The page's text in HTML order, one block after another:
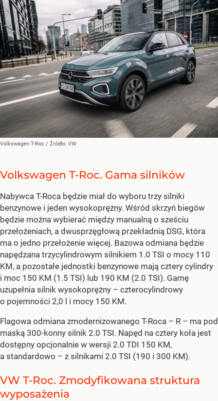
Volkswagen T-Roc / Źródło: VW
Volkswagen T-Roc. Gama silników
Nabywca T-Roca będzie miał do wyboru trzy silniki
benzynowe i jeden wysokoprężny. Wśród skrzyń biegów
będzie można wybierać między manualną o sześciu
przełożeniach, a dwusprzęgłową przekładnią DSG, która
ma o jedno przełożenie więcej. Bazowa odmiana będzie
napędzana trzycylindrowym silnikiem 1.0 TSI o mocy 110
KM, a pozostałe jednostki benzynowe mają cztery cylindry
i moc 150 KM (1.5 TSI) lub 190 KM (2.0 TSI). Gamę
uzupełnia silnik wysokoprężny – czterocylindrowy
o pojemności 2,0 l i mocy 150 KM.
Flagowa odmiana zmodernizowanego T-Roca – R – ma pod
maską 300-konny silnik 2.0 TSI. Napęd na cztery koła jest
dostępny opcjonalnie w wersji 2.0 TDI 150 KM,
a standardowo – z silnikami 2.0 TSI (190 i 300 KM).
VW T-Roc. Zmodyfikowana struktura
wyposażenia